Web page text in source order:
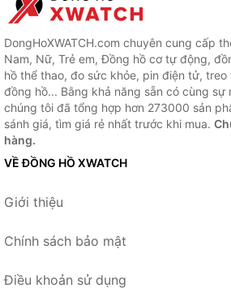
DongHoXWATCH.com chuyên cung cấp
Nam, Nữ, Trẻ em, Đồng hồ cơ tự động,
hồ thể thao, đo sức khỏe, pin điện tử,
đồng hồ... Bằng khả năng sẵn có cùng sự
chúng tôi đã tổng hợp hơn 273000 sản
sánh giá, tìm giá rẻ nhất trước khi mua.
hàng.
VỀ ĐỒNG HỒ XWATCH
Giới thiệu
Chính sách bảo mật
Điều khoản sử dụng